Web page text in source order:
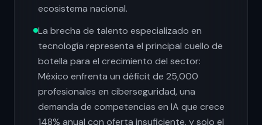
ecosistema nacional.
La brecha de talento especializado en
tecnología representa el principal cuello de
botella para el crecimiento del sector:
México enfrenta un déficit de 25,000
profesionales en ciberseguridad, una
demanda de competencias en IA que crece
148% anual con oferta insuficiente, y solo el